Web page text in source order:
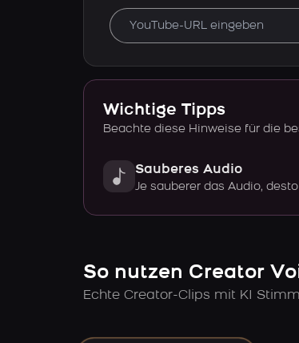
Wichtige Tipps
Beachte diese Hinweise für die
Sauberes Audio
Je sauberer das Audio,
So nutzen Creator
Echte Creator-Clips mit KI